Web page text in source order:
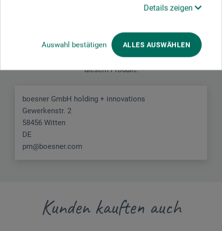
Details zeigen
Auswahl bestätigen ALLES AUSWÄHLEN
Hersteller-Kontakt
Hier finden Sie die Kontaktdaten des Herstellers zu
diesem Produkt.
boesner GmbH holding + innovations
Gewerkenstr. 2
58456 Witten
DE
pm@boesner.com
Kunden kauften auch